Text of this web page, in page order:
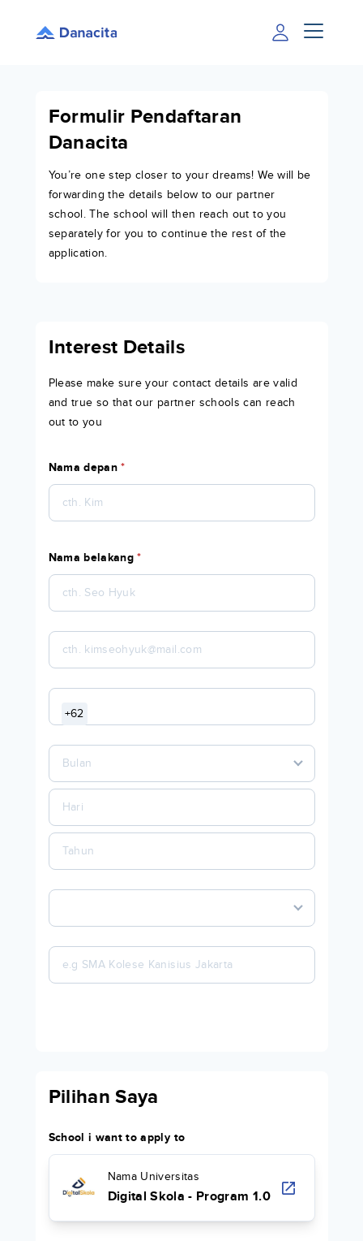
Formulir Pendaftaran
Danacita
You’re one step closer to your dreams! We will be
forwarding the details below to our partner
school. The school will then reach out to you
separately for you to continue the rest of the
application.
Interest Details
Please make sure your contact details are valid
and true so that our partner schools can reach
out to you
Nama depan *
Nama belakang *
+62
Bulan
Pilihan Saya
School i want to apply to
Nama Universitas
Digital Skola - Program 1.0